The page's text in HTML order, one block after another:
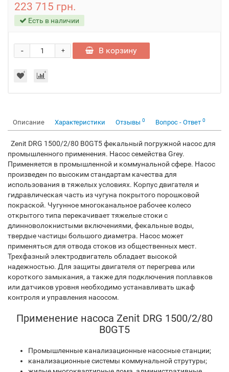
223 715 грн.
Есть в наличии
+
- В корзину
Описание Характеристики Отзывы 0 Вопрос - Ответ 0
Zenit DRG 1500/2/80 B0GT5 фекальный погружной насос для
промышленного применения. Насос семейства Grey.
Применяется в промышленной и коммунальной сфере. Насос
произведен по высоким стандартам качества для
использования в тяжелых условиях. Корпус двигателя и
гидравлическая часть из чугуна покрытого порошковой
покраской. Чугунное многоканальное рабочее колесо
открытого типа перекачивает тяжелые стоки с
длинноволокнистыми включениями, фекальные воды,
твердые частицы большого диаметра. Насос может
применяться для отвода стоков из общественных мест.
Трехфазный электродвигатель обладает высокой
надежностью. Для защиты двигателя от перегрева или
короткого замыкания, а также для подключения поплавков
или датчиков уровня необходимо устанавливать шкаф
контроля и управления насосом.
Применение насоса Zenit DRG 1500/2/80
B0GT5
Промышленные канализационные насосные станции;
канализационные системы коммунальной струтуры;